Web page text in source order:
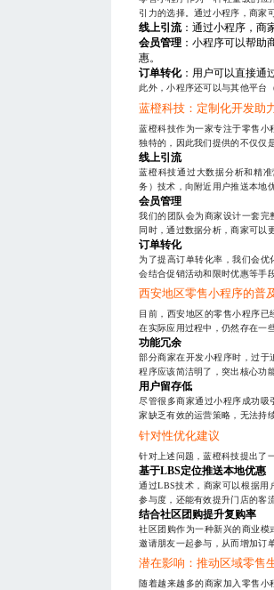
引力的选择。通过小程序，商家
线上引流：通过小程序，商
会员管理 ：小程序可以帮
惠。
订单转化：用户可以直接通
此外，小程序还可以与其他平台
蓝橙科技：定制化开发助
蓝橙科技作为一家专注于零售小
独特的，因此我们提供的不仅仅
线上引流
蓝橙科技通过大数据分析和精
务）技术，向附近用户推送本地
会员管理
我们的团队会为商家设计一套完
同时，通过数据分析，商家可以
订单转化
为了提高订单转化率，我们会
会结合促销活动和限时优惠等手
西安地区零售小程序的普
目前，西安地区的零售小程序
在实际应用过程中，仍然存在一
功能冗余
部分商家在开发小程序时，过于
程序应该简洁明了，突出核心功
用户留存低
尽管很多商家通过小程序成功吸
家缺乏有效的运营策略，无法持
针对性优化建议
针对上述问题，蓝橙科技提出了
基于LBS定位推送本地优惠
通过LBS技术，商家可以根据用
参与度，还能有效提升门店的客流
结合社区团购提升复购率
社区团购作为一种新兴的商业模
邀请朋友一起参与，从而增加订
潜在影响：推动区域零售
随着越来越多的商家加入零售